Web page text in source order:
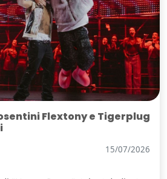
Flextony e Tigerplug
15/07/2026